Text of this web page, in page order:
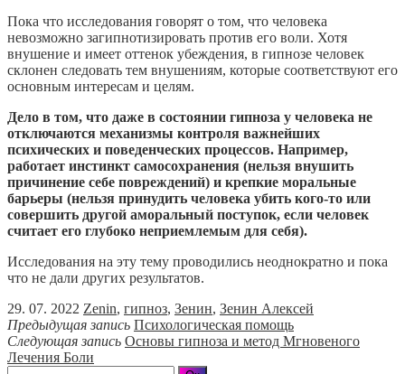
Пока что исследования говорят о том, что человека
невозможно загипнотизировать против его воли. Хотя
внушение и имеет оттенок убеждения, в гипнозе человек
склонен следовать тем внушениям, которые соответствуют его
основным интересам и целям.
Дело в том, что даже в состоянии гипноза у человека не
отключаются механизмы контроля важнейших
психических и поведенческих процессов. Например,
работает инстинкт самосохранения (нельзя внушить
причинение себе повреждений) и крепкие моральные
барьеры (нельзя принудить человека убить кого-то или
совершить другой аморальный поступок, если человек
считает его глубоко неприемлемым для себя).
Исследования на эту тему проводились неоднократно и пока
что не дали других результатов.
29. 07. 2022 Zenin, гипноз, Зенин, Зенин Алексей
Предыдущая запись Психологическая помощь
Следующая запись Основы гипноза и метод Мгновеного
Лечения Боли